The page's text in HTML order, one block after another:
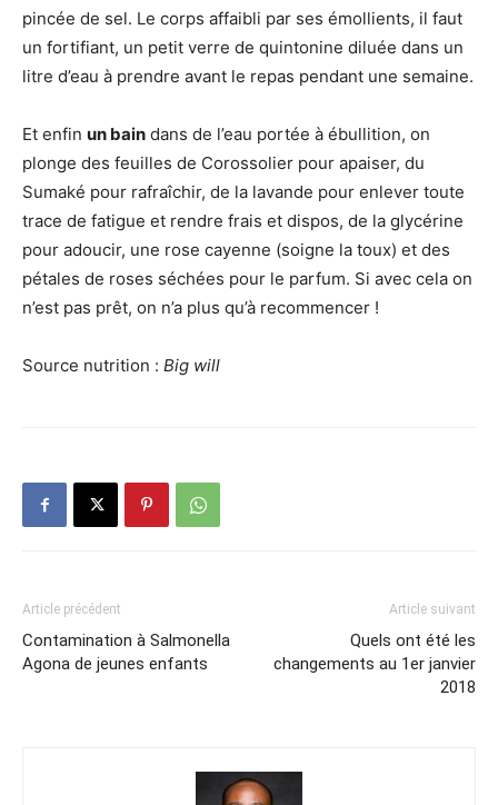
pincée de sel. Le corps affaibli par ses émollients, il faut
un fortifiant, un petit verre de quintonine diluée dans un
litre d’eau à prendre avant le repas pendant une semaine.
Et enfin un bain dans de l’eau portée à ébullition, on
plonge des feuilles de Corossolier pour apaiser, du
Sumaké pour rafraîchir, de la lavande pour enlever toute
trace de fatigue et rendre frais et dispos, de la glycérine
pour adoucir, une rose cayenne (soigne la toux) et des
pétales de roses séchées pour le parfum. Si avec cela on
n’est pas prêt, on n’a plus qu’à recommencer !
Source nutrition : Big will
Article précédent
Contamination à Salmonella
Agona de jeunes enfants
Article suivant
Quels ont été les
changements au 1er janvier
2018